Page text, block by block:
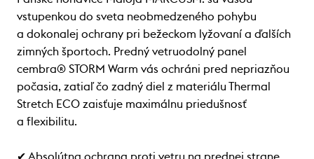
vstupenkou do sveta neobmedzeného pohybu
a dokonalej ochrany pri bežeckom lyžovaní a ďalších
zimných športoch. Predný vetruodolný panel
cembra® STORM Warm vás ochráni pred nepriazňou
počasia, zatiaľ čo zadný diel z materiálu Thermal
Stretch ECO zaisťuje maximálnu priedušnosť
a flexibilitu.